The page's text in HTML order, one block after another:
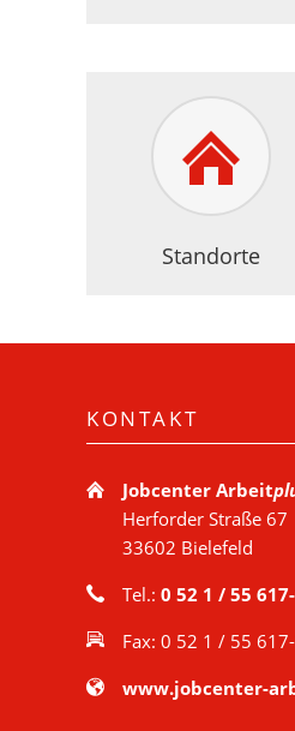
Standorte
KONTAKT
Jobcenter Arbeit
Herforder Straße 67
33602 Bielefeld
Tel.: 0 52 1 / 55
Fax: 0 52 1 / 55
www.jobcenter-